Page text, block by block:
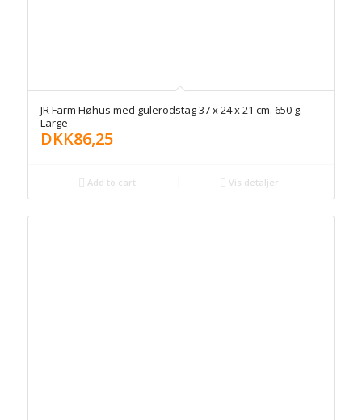
JR Farm Høhus med gulerodstag 37 x 24 x 21 cm. 650 g.
Large
DKK86,25
Add to cart Vis detaljer